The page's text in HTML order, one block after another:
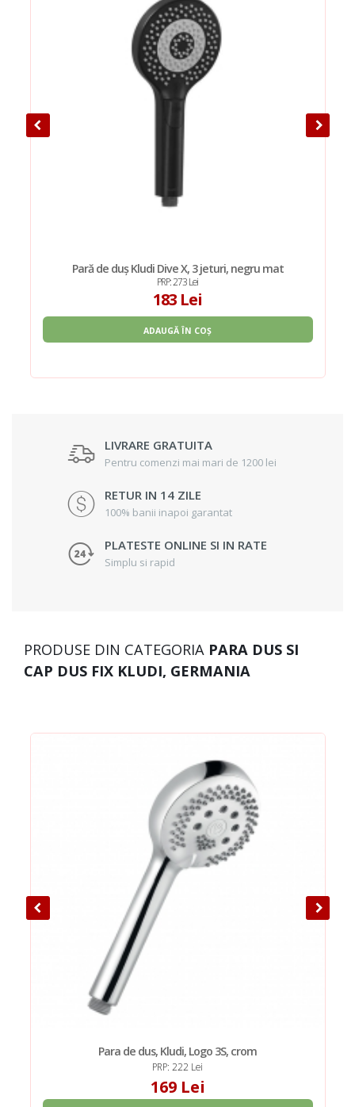
Pară de duș Kludi Dive X, 3 jeturi, negru mat
PRP: 273 Lei
183 Lei
ADAUGĂ ÎN COȘ
LIVRARE GRATUITA
Pentru comenzi mai mari de 1200 lei
RETUR IN 14 ZILE
100% banii inapoi garantat
PLATESTE ONLINE SI IN RATE
Simplu si rapid
PRODUSE DIN CATEGORIA PARA DUS SI
CAP DUS FIX KLUDI, GERMANIA
Para de dus, Kludi, Logo 3S, crom
PRP: 222 Lei
169 Lei